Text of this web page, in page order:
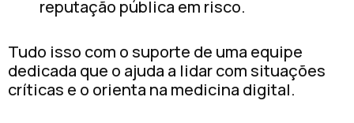
reputação pública em risco.
Tudo isso com o suporte de uma equipe
dedicada que o ajuda a lidar com situações
críticas e o orienta na medicina digital.